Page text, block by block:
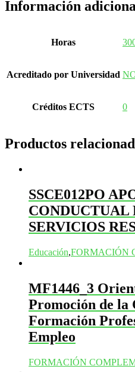
Información
Horas
Acreditado por Universidad
Créditos ECTS 0
Productos
SSCE012PO
CONDUCTUAL
SERVICIOS
Educación,FORMACIÓN
MF1446_3
Promoción de la
Formación
Empleo
FORMACIÓN